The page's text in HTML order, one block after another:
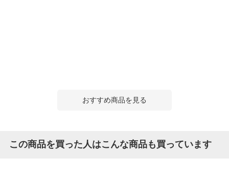
おすすめ商品を見る
この商品を買った人はこんな商品も買っています